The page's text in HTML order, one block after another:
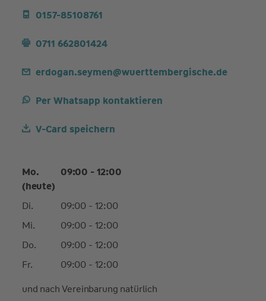
0157-85108761
0711 662801424
erdogan.seymen@wuerttembergische.de
Per Whatsapp kontaktieren
V-Card speichern
Mo.
(heute)
09:00 - 12:00
Di.
09:00 - 12:00
Mi.
09:00 - 12:00
Do.
09:00 - 12:00
Fr.
09:00 - 12:00
und nach Vereinbarung natürlich